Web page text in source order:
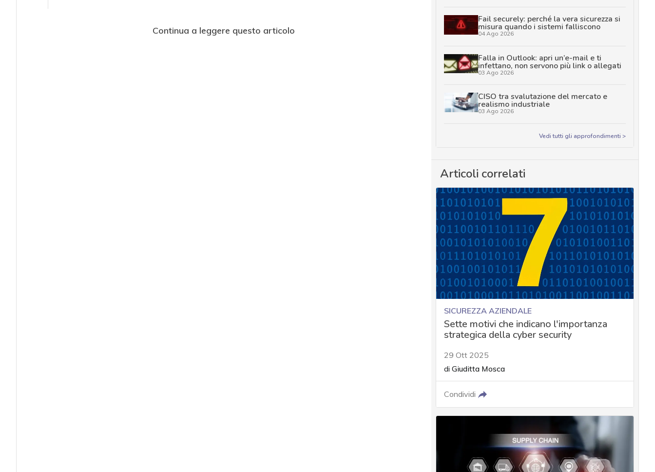
Continua a leggere questo articolo
Fail securely: perché la vera sicurezza si
misura quando i sistemi falliscono
04 Ago 2026
Falla in Outlook: apri un’e-mail e ti
infettano, non servono più link o allegati
03 Ago 2026
CISO tra svalutazione del mercato e
realismo industriale
03 Ago 2026
Vedi tutti gli approfondimenti >
Articoli correlati
SICUREZZA AZIENDALE
Sette motivi che indicano l'importanza
strategica della cyber security
29 Ott 2025
di Giuditta Mosca
Condividi